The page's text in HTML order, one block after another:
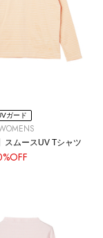
ガード
スムースUV Tシャツ